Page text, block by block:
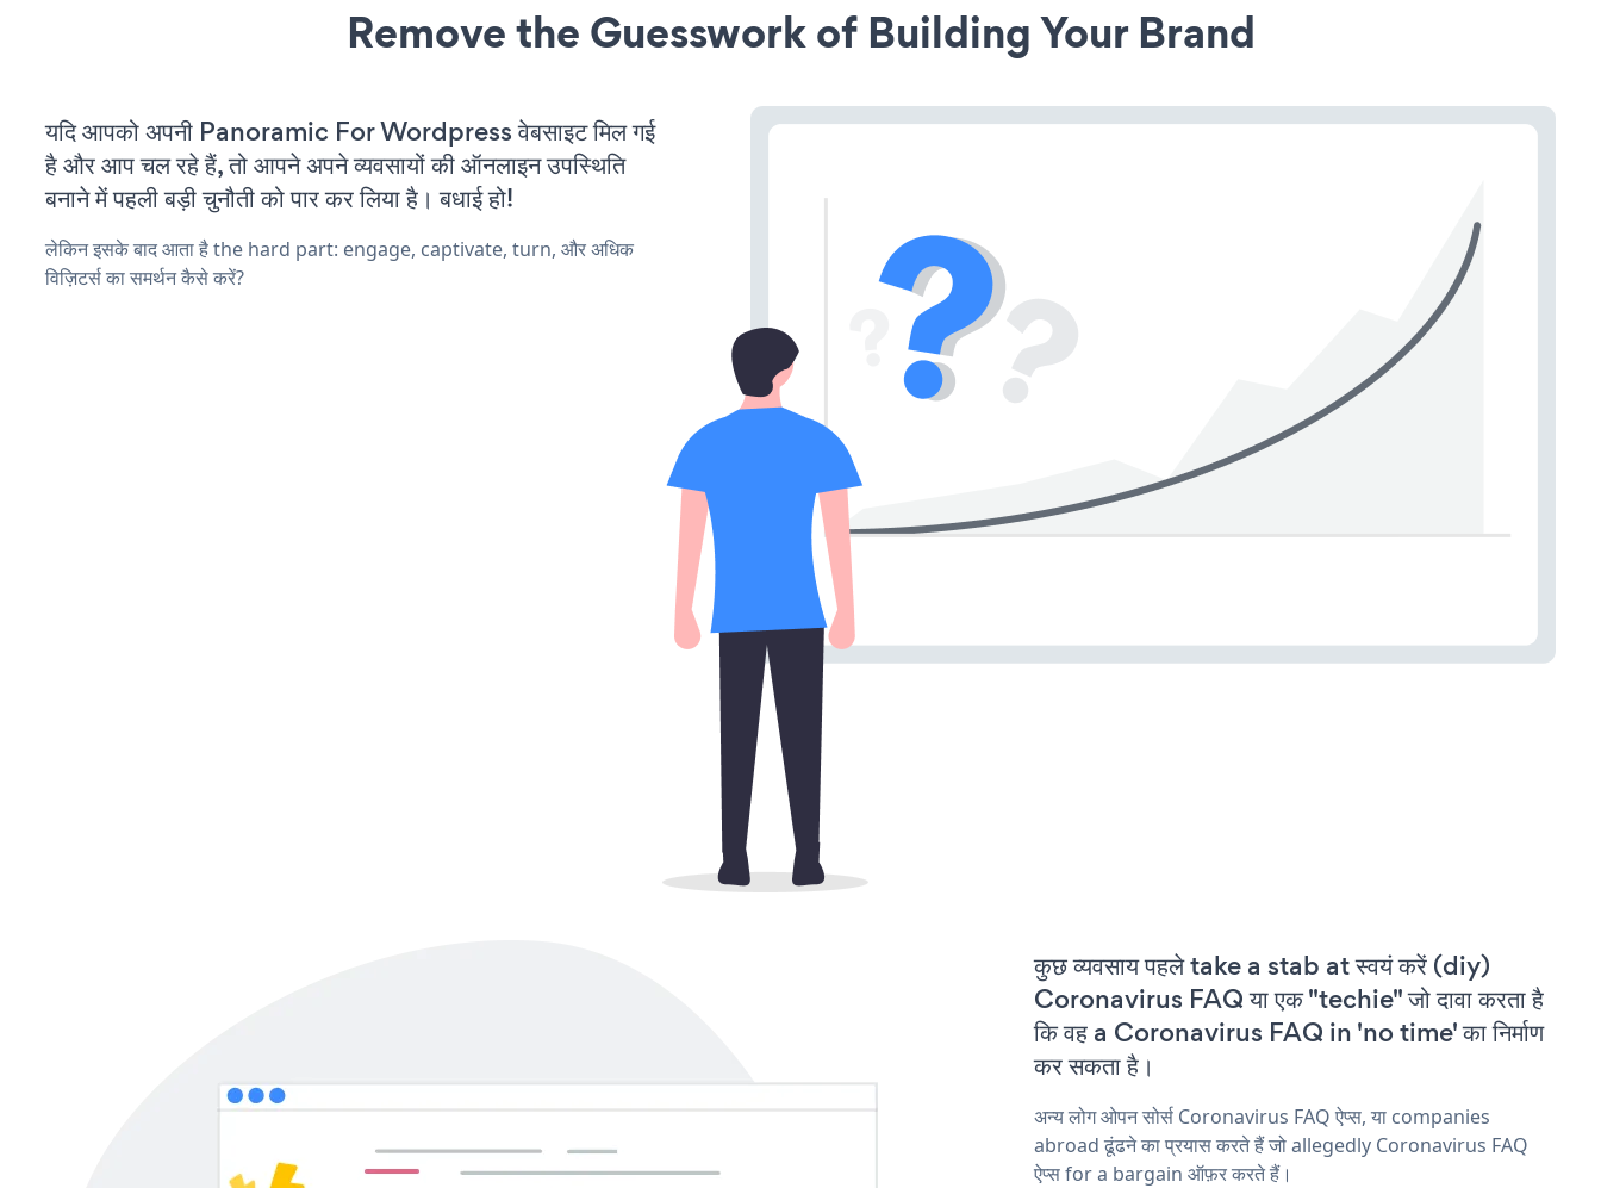
Remove the Guesswork of Building Your Brand
यदि आपको अपनी Panoramic For Wordpress वेबसाइट मिल गई
है और आप चल रहे हैं, तो आपने अपने व्यवसायों की ऑनलाइन उपस्थिति
बनाने में पहली बड़ी चुनौती को पार कर लिया है। बधाई हो!
लेकिन इसके बाद आता है the hard part: engage, captivate, turn, और अधिक
विज़िटर्स का समर्थन कैसे करें?
कुछ व्यवसाय पहले take a stab at स्वयं करें (diy)
Coronavirus FAQ या एक "techie" जो दावा करता है
कि वह a Coronavirus FAQ in 'no time' का निर्माण
कर सकता है।
अन्य लोग ओपन सोर्स Coronavirus FAQ ऐप्स, या companies
abroad ढूंढने का प्रयास करते हैं जो allegedly Coronavirus FAQ
ऐप्स for a bargain ऑफ़र करते हैं।